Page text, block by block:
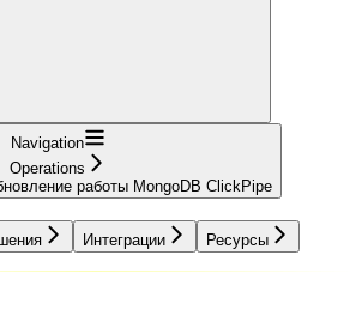
Navigation
Operations
работы MongoDB ClickPipe
Интеграции Ресурсы